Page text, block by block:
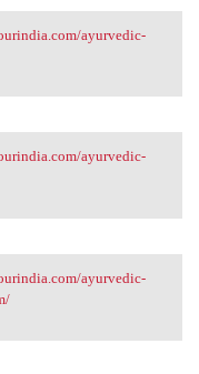
ayurvedic-
ayurvedic-
ayurvedic-